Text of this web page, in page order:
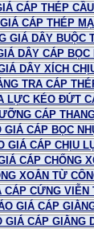
CÁP THÉP
CÁP THÉP
GIÁ DÂY BUỘC
DÂY CÁP BỌC
DÂY XÍCH
TRA CÁP
LỰC KÉO ĐỨT
CÁP
GIÁ CÁP BỌC
GIÁ CÁP CHỊU
CÁP CHỐNG
XOẮN TỪ
CÁP CỨNG VIỄN
GIÁ CÁP
GIÁ CÁP GIẰNG